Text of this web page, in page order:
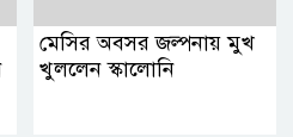
মেসির অবসর জল্পনায় মুখ
খুললেন স্কালোনি